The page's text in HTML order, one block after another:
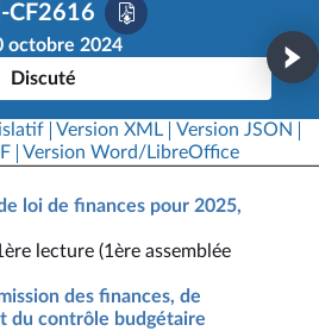
CF2616
octobre 2024
Discuté
Version XML
Version JSON
Version Word/LibreOffice
loi de finances pour 2025,
lecture (1ère assemblée
des finances, de
du contrôle budgétaire